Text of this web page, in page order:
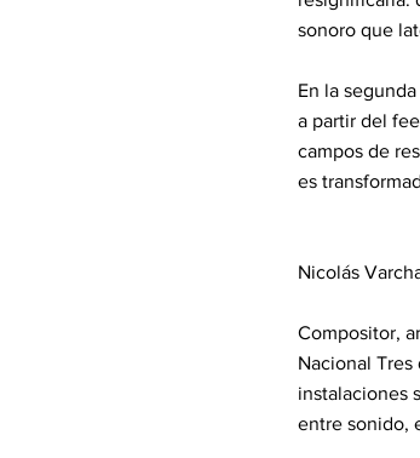
sonoro que
En la
a partir del
campos de
es
Nicolás
Compositor,
Nacional
instalaciones
entre sonido,